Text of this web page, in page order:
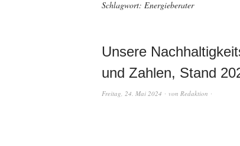
Schlagwort: Energieberater
Unsere
und Zahlen, Stand
Freitag, 24. Mai 2024 von Redaktion